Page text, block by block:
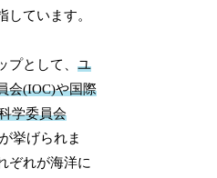
しています。
プとして、ユ
会(IOC)や国際
学委員会
が挙げられま
ぞれが海洋に